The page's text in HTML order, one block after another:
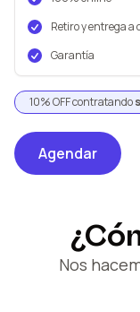
Retiro y entrega a
Garantía
10% OFF contratando
Agendar
Nos